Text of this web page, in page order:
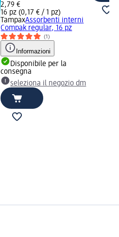
2,79 €
16 pz (0,17 € / 1 pz)
TampaxAssorbenti interni
Compak regular, 16 pz
(1)
Informazioni
Disponibile per la
consegna
seleziona il negozio dm